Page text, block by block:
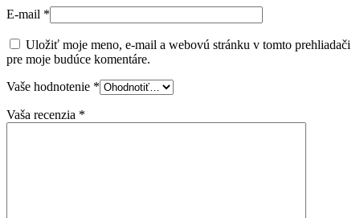
E-mail *
Uložiť moje meno, e-mail a webovú stránku v tomto prehliadači
pre moje budúce komentáre.
Vaše hodnotenie *
Vaša recenzia *